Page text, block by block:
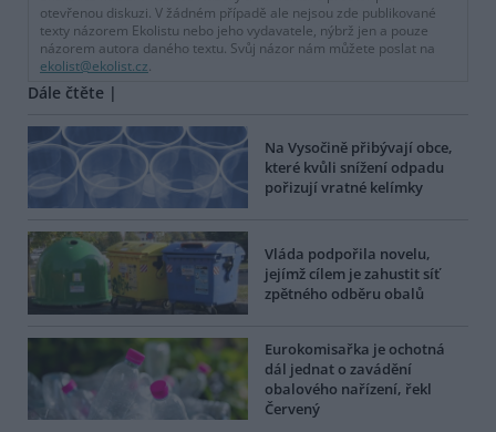
otevřenou diskuzi. V žádném případě ale nejsou zde publikované
texty názorem Ekolistu nebo jeho vydavatele, nýbrž jen a pouze
názorem autora daného textu. Svůj názor nám můžete poslat na
ekolist@ekolist.cz.
Dále čtěte |
Na Vysočině přibývají obce,
které kvůli snížení odpadu
pořizují vratné kelímky
Vláda podpořila novelu,
jejímž cílem je zahustit síť
zpětného odběru obalů
Eurokomisařka je ochotná
dál jednat o zavádění
obalového nařízení, řekl
Červený